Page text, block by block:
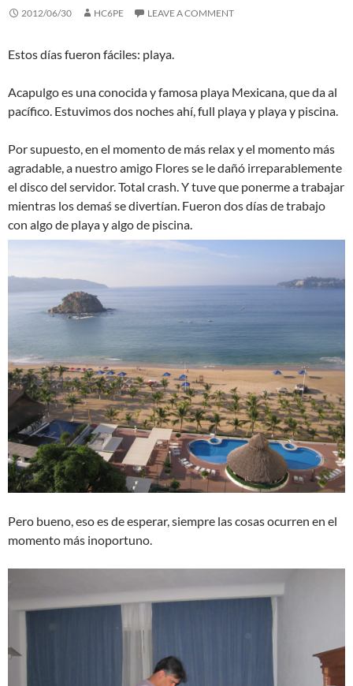
2012/06/30 HC6PE LEAVE A COMMENT
Estos días fueron fáciles: playa.
Acapulgo es una conocida y famosa playa Mexicana, que da al
pacífico. Estuvimos dos noches ahí, full playa y playa y piscina.
Por supuesto, en el momento de más relax y el momento más
agradable, a nuestro amigo Flores se le dañó irreparablemente
el disco del servidor. Total crash. Y tuve que ponerme a trabajar
mientras los demaś se divertían. Fueron dos días de trabajo
con algo de playa y algo de piscina.
Pero bueno, eso es de esperar, siempre las cosas ocurren en el
momento más inoportuno.